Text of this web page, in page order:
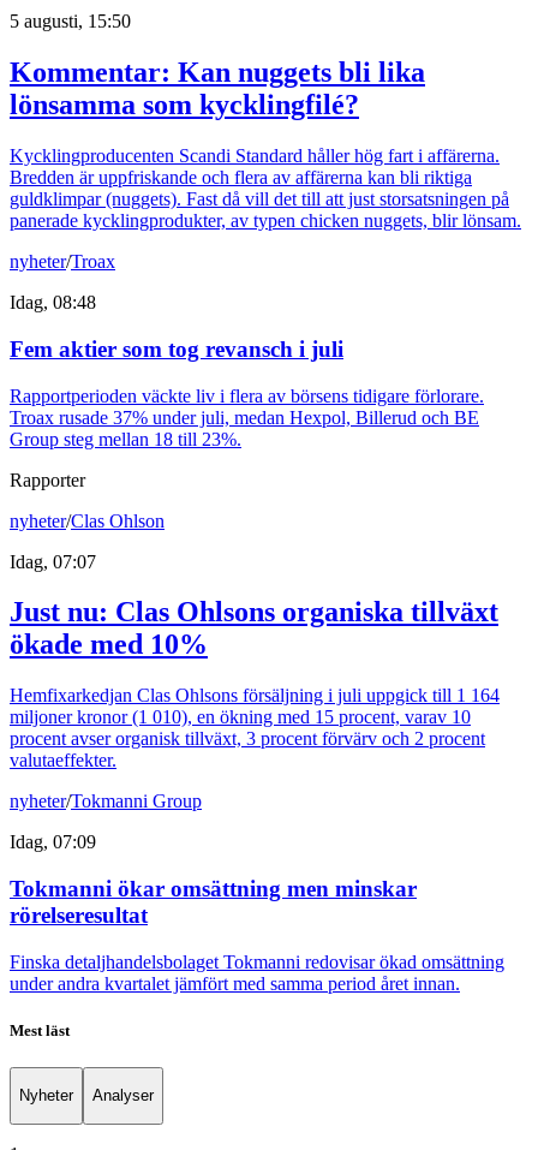
5 augusti, 15:50
Kommentar: Kan nuggets bli lika
lönsamma som kycklingfilé?
Kycklingproducenten Scandi Standard håller hög fart i affärerna.
Bredden är uppfriskande och flera av affärerna kan bli riktiga
guldklimpar (nuggets). Fast då vill det till att just storsatsningen på
panerade kycklingprodukter, av typen chicken nuggets, blir lönsam.
nyheter/Troax
Idag, 08:48
Fem aktier som tog revansch i juli
Rapportperioden väckte liv i flera av börsens tidigare förlorare.
Troax rusade 37% under juli, medan Hexpol, Billerud och BE
Group steg mellan 18 till 23%.
Rapporter
nyheter/Clas Ohlson
Idag, 07:07
Just nu: Clas Ohlsons organiska tillväxt
ökade med 10%
Hemfixarkedjan Clas Ohlsons försäljning i juli uppgick till 1 164
miljoner kronor (1 010), en ökning med 15 procent, varav 10
procent avser organisk tillväxt, 3 procent förvärv och 2 procent
valutaeffekter.
nyheter/Tokmanni Group
Idag, 07:09
Tokmanni ökar omsättning men minskar
rörelseresultat
Finska detaljhandelsbolaget Tokmanni redovisar ökad omsättning
under andra kvartalet jämfört med samma period året innan.
Mest läst
Nyheter Analyser